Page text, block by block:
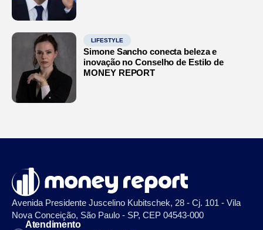
LIFESTYLE
Simone Sancho conecta beleza e
inovação no Conselho de Estilo de
MONEY REPORT
Avenida Presidente Juscelino Kubitschek, 28 - Cj. 101 - Vila
Nova Conceição, São Paulo - SP, CEP 04543-000
Atendimento